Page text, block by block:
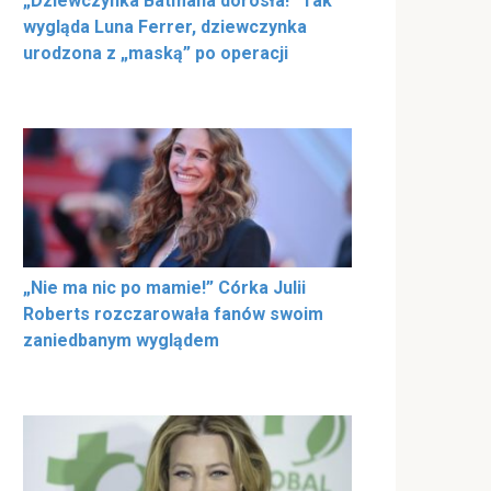
wygląda Luna Ferrer, dziewczynka
urodzona z „maską” po operacji
„Nie ma nic po mamie!” Córka Julii
Roberts rozczarowała fanów swoim
zaniedbanym wyglądem